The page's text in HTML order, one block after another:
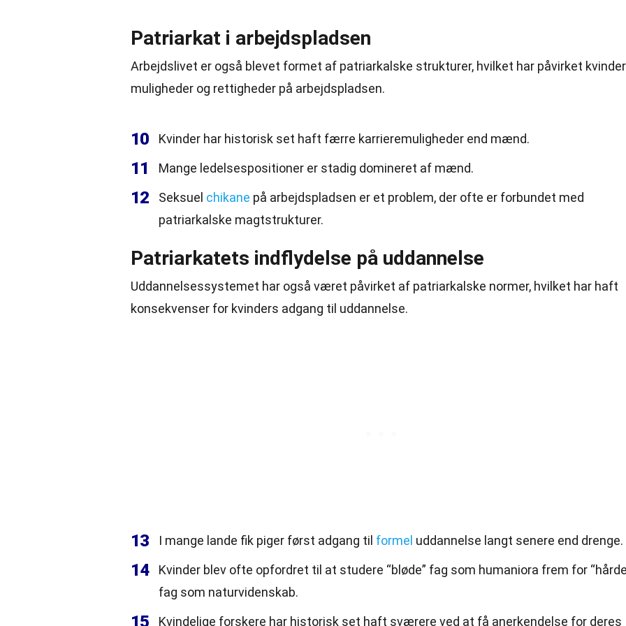
Patriarkat i arbejdspladsen
Arbejdslivet er også blevet formet af patriarkalske strukturer, hvilket har påvirket
muligheder og rettigheder på arbejdspladsen.
10 Kvinder har historisk set haft færre karrieremuligheder end mænd.
11 Mange ledelsespositioner er stadig domineret af mænd.
12 Seksuel chikane på arbejdspladsen er et problem, der ofte er forbundet med
patriarkalske magtstrukturer.
Patriarkatets indflydelse på uddannelse
Uddannelsessystemet har også været påvirket af patriarkalske normer, hvilket har haft
konsekvenser for kvinders adgang til uddannelse.
13 I mange lande fik piger først adgang til formel uddannelse langt senere end drenge.
14
Kvinder blev ofte opfordret til at studere “bløde” fag som humaniora frem for
fag som naturvidenskab.
15 Kvindelige forskere har historisk set haft sværere ved at få anerkendelse for deres